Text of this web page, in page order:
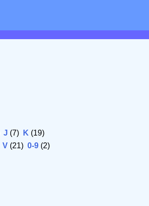
J (7) K (19)
V (21) 0-9 (2)